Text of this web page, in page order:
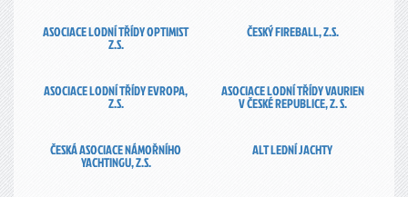
ASOCIACE LODNÍ TŘÍDY OPTIMIST
Z.S.
ČESKÝ FIREBALL, Z.S.
ASOCIACE LODNÍ TŘÍDY EVROPA,
Z.S.
ASOCIACE LODNÍ TŘÍDY VAURIEN
V ČESKÉ REPUBLICE, Z. S.
ČESKÁ ASOCIACE NÁMOŘNÍHO
YACHTINGU, Z.S.
ALT LEDNÍ JACHTY